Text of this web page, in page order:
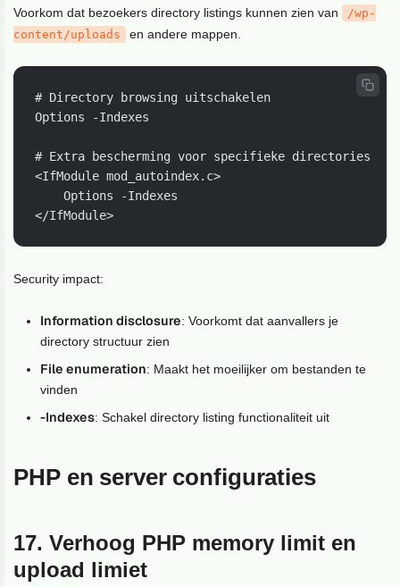
Voorkom dat bezoekers directory listings kunnen zien van
/wp-
content/uploads
en andere mappen.
# Directory browsing uitschakelen
Options -Indexes
# Extra bescherming voor specifieke directories
<IfModule mod_autoindex.c>
    Options -Indexes
</IfModule>
Security impact:
Information disclosure: Voorkomt dat aanvallers je
directory structuur zien
File enumeration: Maakt het moeilijker om bestanden te
vinden
-Indexes: Schakel directory listing functionaliteit uit
PHP en server configuraties
17. Verhoog PHP memory limit en
upload limiet